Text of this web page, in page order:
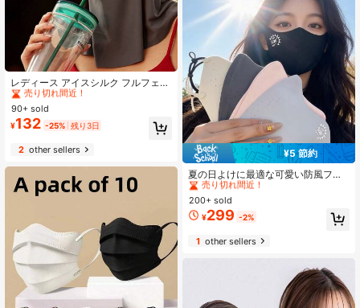
レディース アイスシルク フルフェイ
ス 日よけマスク 飲み口付き 目元・
首元一体カバー UVカット サイクリ
ング・ハイキングなどアウトドア活
動向け
#9 ベストセラー
ポリエステル フェイスカバー&アクセサリー
売り切れ間近！
#9 ベストセラー
売り切れ間近！
#9 ベストセラー
売り切れ間近！
#9 ベストセラー
ポリエステル フェイスカバー&アクセサリー
90+ sold
¥132 -25% 残り3日
2other sellers
¥5 節約
夏の日よけに最適な可愛い防風フェ
イスマスク。軽量で3DシェイプのU
Vカットフェイスマスク。通気性があ
り、UVシールド機能付き。レディー
スが夏の屋外アクティビティで日常
#5 ベストセラー
ポリエステル フェイスカバー&アクセサリー
売り切れ間近！
#5 ベストセラー
売り切れ間近！
#5 ベストセラー
売り切れ間近！
#5 ベストセラー
ポリエステル フェイスカバー&アクセサリー
200+ sold
¥299 -2%
1other sellers